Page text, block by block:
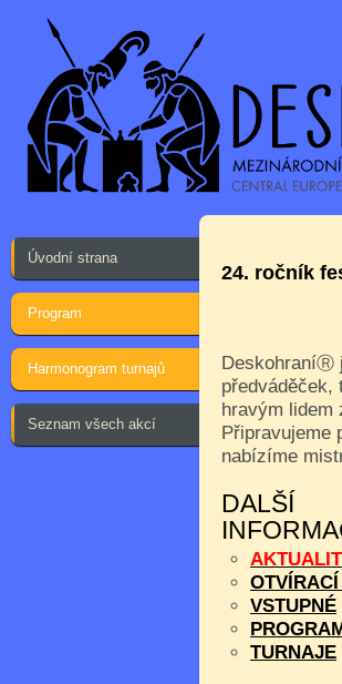
Úvodní strana
Program
Harmonogram turnajů
Seznam všech akcí
24. ročník
DeskohraníⓇ
předváděček,
hravým lidem
Připravujeme
nabízíme
DALŠÍ
VSTUPNÉ
TURNAJE